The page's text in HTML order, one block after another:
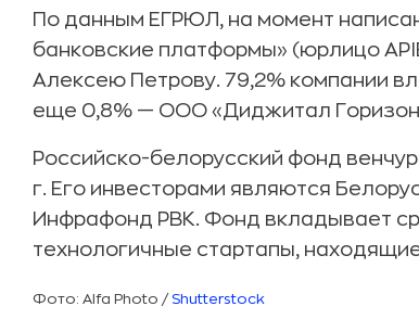
По данным ЕГРЮЛ, на момент
банковские платформы» (юрлицо
Алексею Петрову. 79,2% компании
еще 0,8% — ООО «Диджитал
Российско-белорусский фонд
г. Его инвесторами являются
Инфрафонд РВК. Фонд вкладывает
технологичные стартапы,
Фото: Alfa Photo / Shutterstock